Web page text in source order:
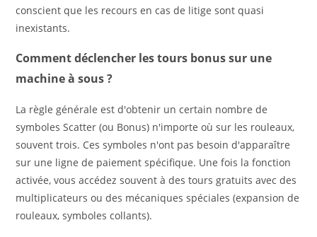
conscient que les recours en cas de litige sont quasi
inexistants.
Comment déclencher les tours bonus sur une
machine à sous ?
La règle générale est d'obtenir un certain nombre de
symboles Scatter (ou Bonus) n'importe où sur les rouleaux,
souvent trois. Ces symboles n'ont pas besoin d'apparaître
sur une ligne de paiement spécifique. Une fois la fonction
activée, vous accédez souvent à des tours gratuits avec des
multiplicateurs ou des mécaniques spéciales (expansion de
rouleaux, symboles collants).